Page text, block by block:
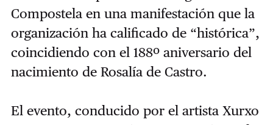
Compostela en una manifestación que la
organización ha calificado de “histórica”,
coincidiendo con el 188º aniversario del
nacimiento de Rosalía de Castro.
El evento, conducido por el artista Xurxo